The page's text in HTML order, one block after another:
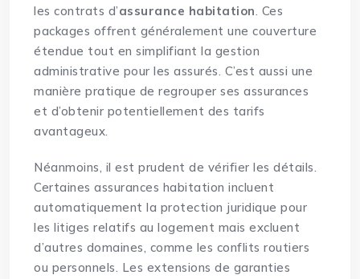
les contrats d’assurance habitation. Ces
packages offrent généralement une couverture
étendue tout en simplifiant la gestion
administrative pour les assurés. C’est aussi une
manière pratique de regrouper ses assurances
et d’obtenir potentiellement des tarifs
avantageux.
Néanmoins, il est prudent de vérifier les détails.
Certaines assurances habitation incluent
automatiquement la protection juridique pour
les litiges relatifs au logement mais excluent
d’autres domaines, comme les conflits routiers
ou personnels. Les extensions de garanties